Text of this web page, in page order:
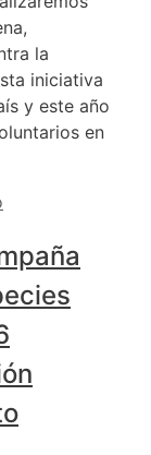
la
iniciativa
y este año
en